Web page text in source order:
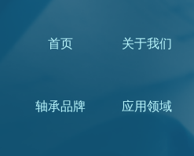
首页 关于我们
轴承品牌 应用领域